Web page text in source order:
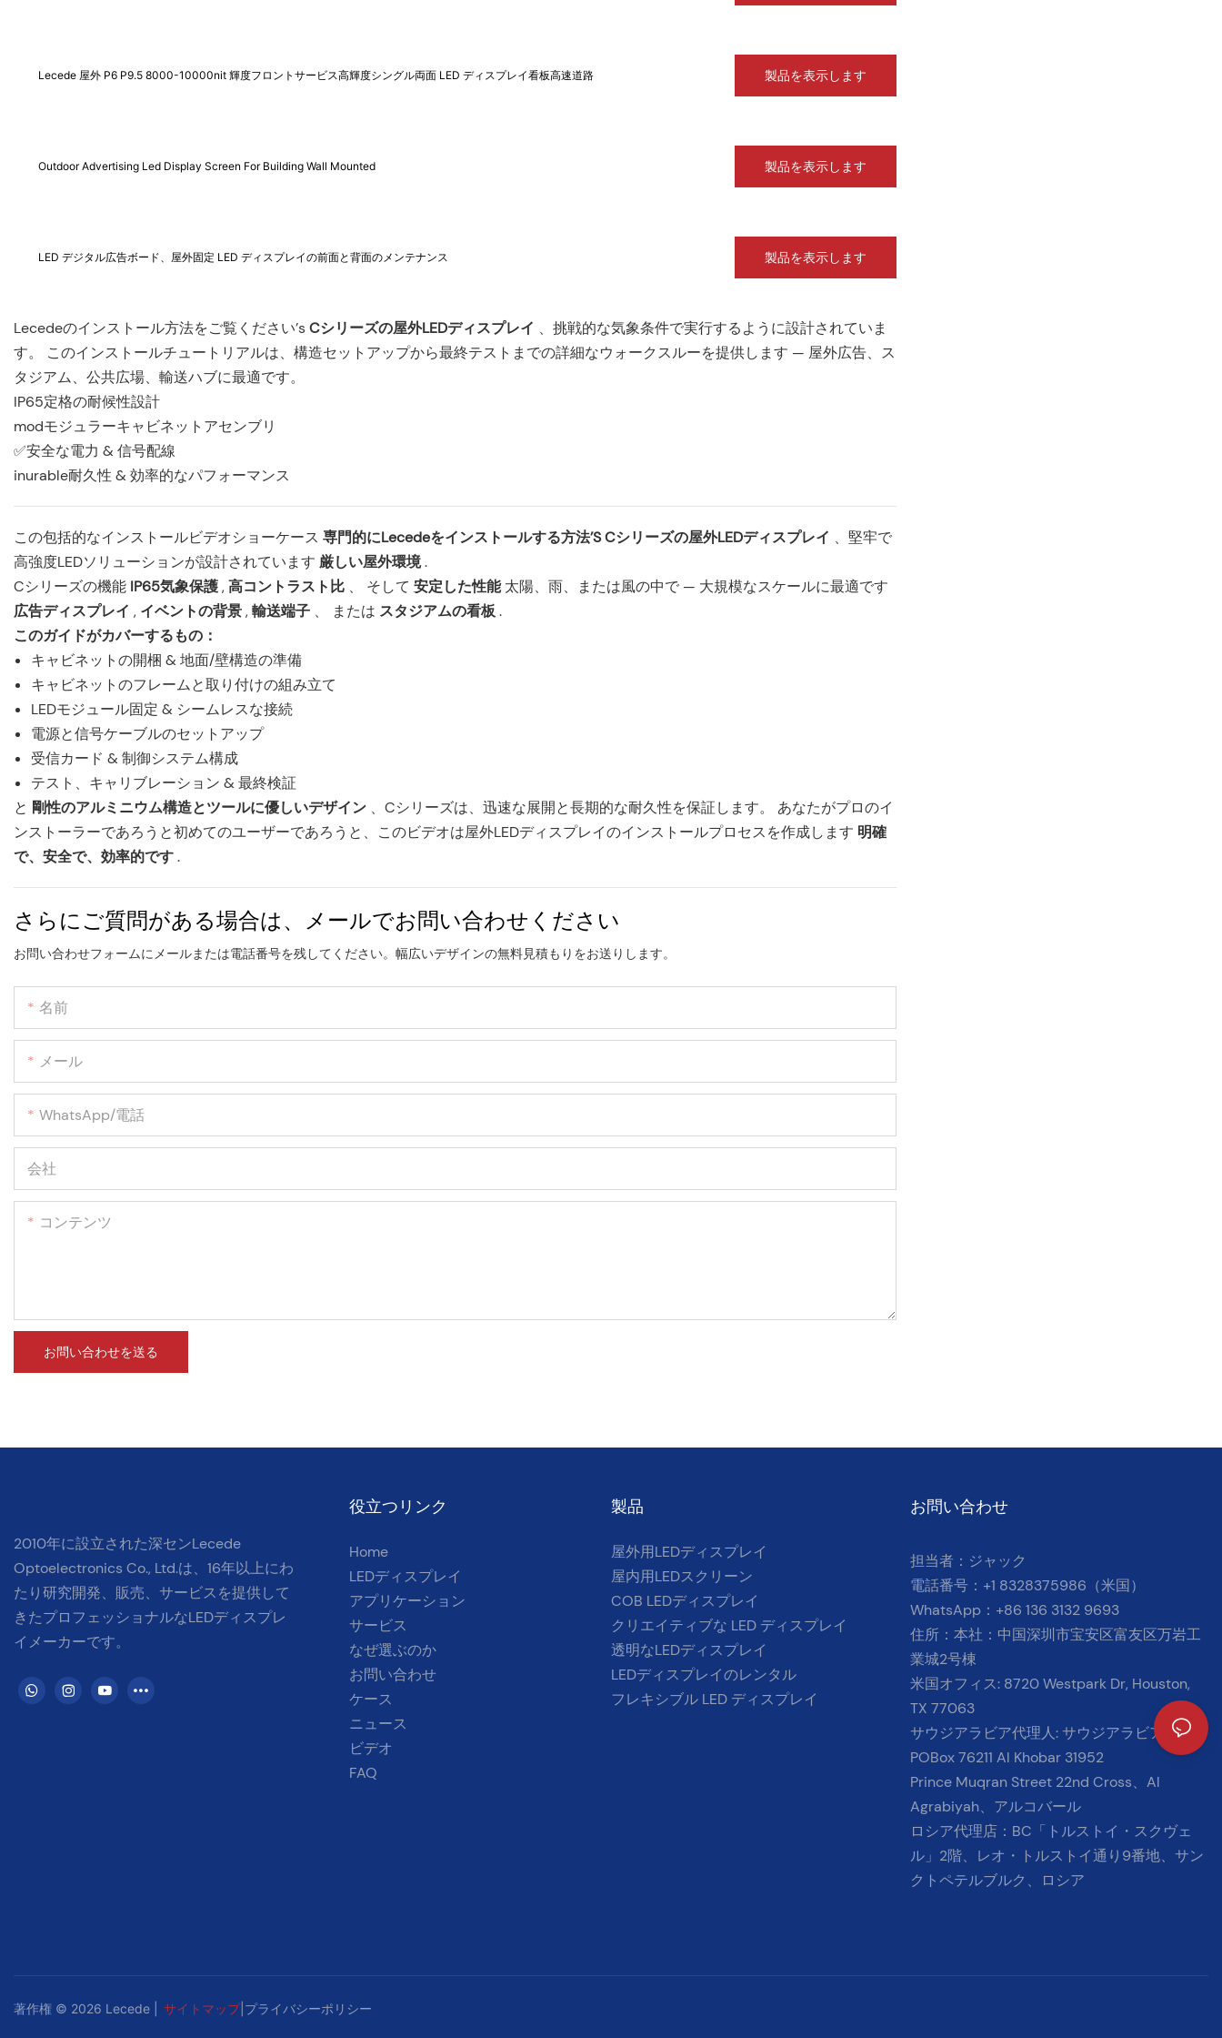
Lecede 屋外 P6 P9.5 8000-10000nit 輝度フロントサービス高輝度シングル両面 LED ディスプレイ看板高速道路 製品を表示します
Outdoor Advertising Led Display Screen For Building Wall Mounted 製品を表示します
LED デジタル広告ボード、屋外固定 LED ディスプレイの前面と背面のメンテナンス 製品を表示します
Lecedeのインストール方法をご覧ください’sCシリーズの屋外LEDディスプレイ 、挑戦的な気象条件で実行するように設計されていま
す。 このインストールチュートリアルは、構造セットアップから最終テストまでの詳細なウォークスルーを提供します — 屋外広告、ス
タジアム、公共広場、輸送ハブに最適です。
IP65定格の耐候性設計
modモジュラーキャビネットアセンブリ
✅安全な電力 & 信号配線
inurable耐久性 & 効率的なパフォーマンス
この包括的なインストールビデオショーケース 専門的にLecedeをインストールする方法’S Cシリーズの屋外LEDディスプレイ 、堅牢で
高強度LEDソリューションが設計されています 厳しい屋外環境.
Cシリーズの機能 IP65気象保護,高コントラスト比 、 そして 安定した性能太陽、雨、または風の中で — 大規模なスケールに最適です
広告ディスプレイ , イベントの背景,輸送端子 、 または スタジアムの看板.
このガイドがカバーするもの：
キャビネットの開梱 & 地面/壁構造の準備
キャビネットのフレームと取り付けの組み立て
LEDモジュール固定 & シームレスな接続
電源と信号ケーブルのセットアップ
受信カード & 制御システム構成
テスト、キャリブレーション & 最終検証
と 剛性のアルミニウム構造とツールに優しいデザイン 、Cシリーズは、迅速な展開と長期的な耐久性を保証します。 あなたがプロのイ
ンストーラーであろうと初めてのユーザーであろうと、このビデオは屋外LEDディスプレイのインストールプロセスを作成します 明確
で、安全で、効率的です.
さらにご質問がある場合は、メールでお問い合わせください
お問い合わせフォームにメールまたは電話番号を残してください。幅広いデザインの無料見積もりをお送りします。
名前
メール
WhatsApp/電話
会社
コンテンツ
お問い合わせを送る
2010年に設立された深センLecede
Optoelectronics Co., Ltd.は、16年以上にわ
たり研究開発、販売、サービスを提供して
きたプロフェッショナルなLEDディスプレ
イメーカーです。
役立つリンク
Home
LEDディスプレイ
アプリケーション
サービス
なぜ選ぶのか
お問い合わせ
ケース
ニュース
ビデオ
FAQ
製品
屋外用LEDディスプレイ
屋内用LEDスクリーン
COB LEDディスプレイ
クリエイティブな LED ディスプレイ
透明なLEDディスプレイ
LEDディスプレイのレンタル
フレキシブル LED ディスプレイ
お問い合わせ
担当者：ジャック
電話番号：+1 8328375986（米国）
WhatsApp：+86 136 3132 9693
住所：本社：中国深圳市宝安区富友区万岩工
業城2号棟
米国オフィス: 8720 Westpark Dr, Houston,
TX 77063
サウジアラビア代理人: サウジアラビア王国、
POBox 76211 Al Khobar 31952
Prince Muqran Street 22nd Cross、Al
Agrabiyah、アルコバール
ロシア代理店：BC「トルストイ・スクヴェ
ル」2階、レオ・トルストイ通り9番地、サン
クトペテルブルク、ロシア
著作権 © 2026 Lecede | サイトマップ| プライバシーポリシー